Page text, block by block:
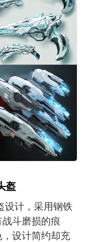
盔
设计，采用钢铁
斗磨损的痕
设计简约却充